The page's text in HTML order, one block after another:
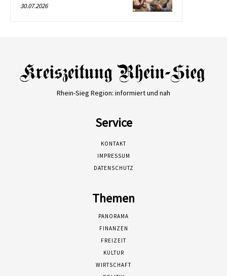
30.07.2026
Rhein-Sieg Region: informiert und nah
Service
KONTAKT
IMPRESSUM
DATENSCHUTZ
Themen
PANORAMA
FINANZEN
FREIZEIT
KULTUR
WIRTSCHAFT